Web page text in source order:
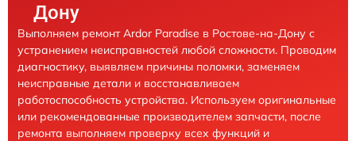
Дону
Выполняем ремонт Ardor Paradise в Ростове-на-Дону с
устранением неисправностей любой сложности. Проводим
диагностику, выявляем причины поломки, заменяем
неисправные детали и восстанавливаем
работоспособность устройства. Используем оригинальные
или рекомендованные производителем запчасти, после
ремонта выполняем проверку всех функций и